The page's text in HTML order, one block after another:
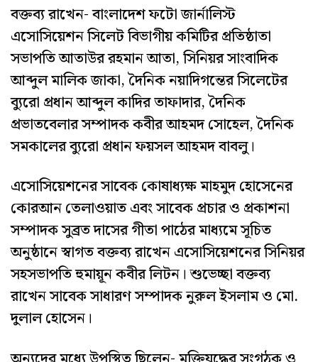
বক্তব্য রাখেন- বাংলাদেশ ফটো জার্নালিস্ট
এসোসিয়েশন সিলেট বিভাগীয় কমিটির প্রতিষ্ঠাতা
সভাপতি আতাউর রহমান আতা, সিনিয়র সাংবাদিক
আব্দুল মালিক জাকা, দৈনিক নয়াদিগন্তের সিলেটের
ব্যুরো প্রধান আব্দুল কাদির তাফাদার, দৈনিক
প্রভাতবেলার সম্পাদক কবীর আহমদ সোহেল, দৈনিক
সমকালের ব্যুরো প্রধান ফয়সল আহমদ বাবলু।
এসোসিয়েশনের সাবেক কোষাধ্যক্ষ মাহমুদ হোসেনের
কোরআন তেলাওয়াত এবং সাবেক প্রচার ও প্রকাশনা
সম্পাদক সুব্রত দাসের গীতা পাঠের মাধ্যমে সূচিত
অনুষ্ঠানে স্বাগত বক্তব্য রাখেন এসোসিয়েশনের সিনিয়র
সহসভাপতি হুমায়ূন কবীর লিটন। শুভেচ্ছা বক্তব্য
রাখেন সাবেক সাধারণ সম্পাদক নুরুল ইসলাম ও মো.
দুলাল হোসেন।